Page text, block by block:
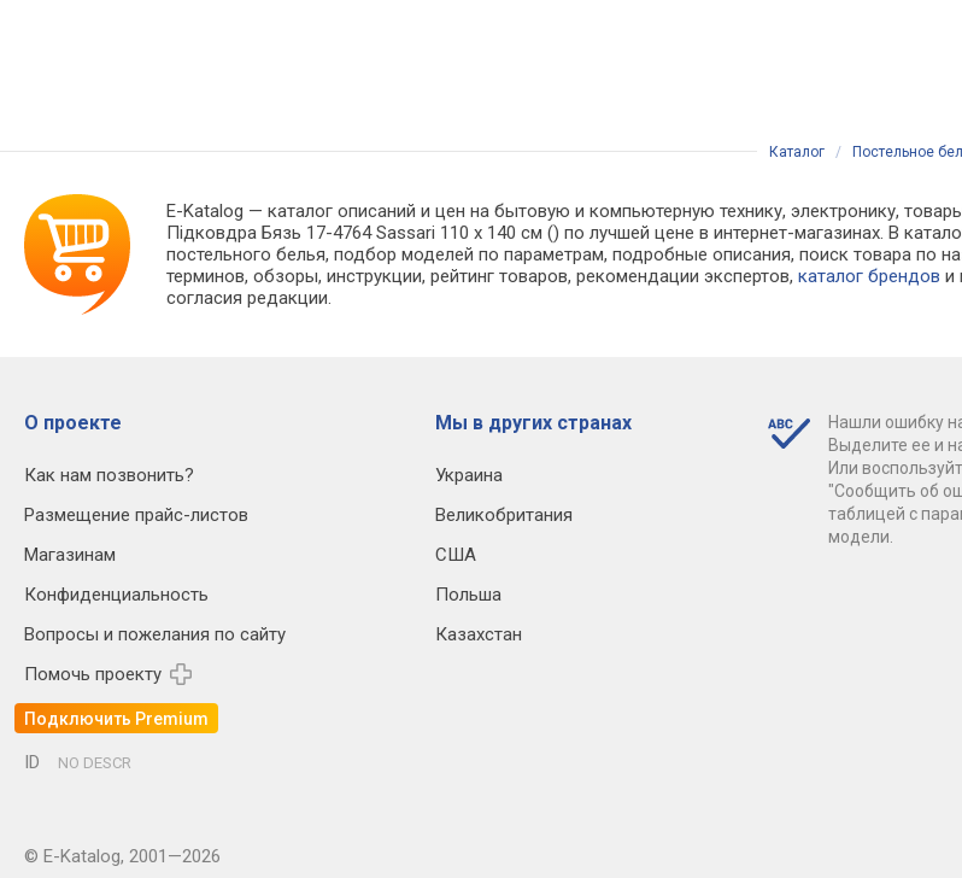
Каталог / Постельное
E-Katalog — каталог описаний и цен на бытовую и компьютерную технику, электронику,
Підковдра Бязь 17-4764 Sassari 110 x 140 см () по лучшей цене в интернет-магазинах. В
постельного белья, подбор моделей по параметрам, подробные описания, поиск товара по
терминов, обзоры, инструкции, рейтинг товаров, рекомендации экспертов,каталог брендов и
согласия редакции.
О проекте
Как нам позвонить?
Размещение прайс-листов
Магазинам
Конфиденциальность
Вопросы и пожелания по сайту
Помочь проекту
Подключить Premium
Мы в других странах
Украина
Великобритания
США
Польша
Казахстан
Нашли ошибку
Выделите ее и
Или
"Сообщить об
таблицей с
модели.
ID NO DESCR
© E-Katalog, 2001—2026